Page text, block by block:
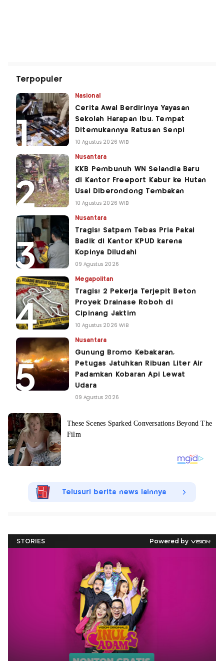
Terpopuler
Nasional
Cerita Awal Berdirinya Yayasan
Sekolah Harapan Ibu, Tempat
Ditemukannya Ratusan Senpi
10 Agustus 2026 WIB
Nusantara
KKB Pembunuh WN Selandia Baru
di Kantor Freeport Kabur ke Hutan
Usai Diberondong Tembakan
10 Agustus 2026 WIB
Nusantara
Tragis! Satpam Tebas Pria Pakai
Badik di Kantor KPUD karena
Kopinya Diludahi
09 Agustus 2026
Megapolitan
Tragis! 2 Pekerja Terjepit Beton
Proyek Drainase Roboh di
Cipinang Jaktim
10 Agustus 2026 WIB
Nusantara
Gunung Bromo Kebakaran,
Petugas Jatuhkan Ribuan Liter Air
Padamkan Kobaran Api Lewat
Udara
09 Agustus 2026
Telusuri berita news lainnya